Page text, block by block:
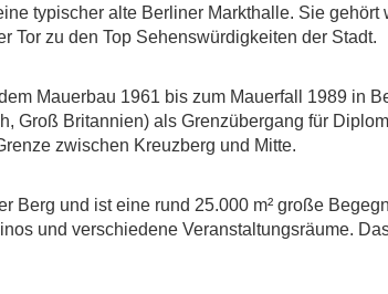
typischer alte Berliner Markthalle. Sie gehört
Tor zu den Top Sehenswürdigkeiten der Stadt.
Mauerbau 1961 bis zum Mauerfall 1989 in
Groß Britannien) als Grenzübergang für
zwischen Kreuzberg und Mitte.
Berg und ist eine rund 25.000 m² große
und verschiedene Veranstaltungsräume.